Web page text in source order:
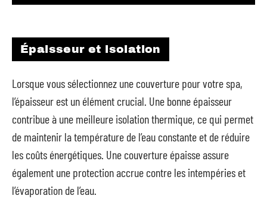
Épaisseur et isolation
Lorsque vous sélectionnez une couverture pour votre spa,
l’épaisseur est un élément crucial. Une bonne épaisseur
contribue à une meilleure isolation thermique, ce qui permet
de maintenir la température de l’eau constante et de réduire
les coûts énergétiques. Une couverture épaisse assure
également une protection accrue contre les intempéries et
l’évaporation de l’eau.